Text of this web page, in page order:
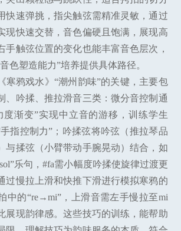
快速弹挑，指尖触弦需精准灵敏，通过
现快速交替，音色偏硬且饱满，展现高
手触弦位置的变化也能丰富音色层次，
色塑造能力”培养提供具体路径。
寒鸦戏水》“潮州韵味”的关键，主要包
、吟揉、推拉滑音三类：微分音控制通
度渐变”实现中立音的游移，训练学生
指控制力”；吟揉弦将吟弦（推拉琴品
与揉弦（小臂带动手腕晃动）结合，如
乐句，#fa需小幅度吟揉使旋律过渡更
过慢拉上滑和快推下滑进行模拟寒鸦的
中的“re→mi”，上滑音需左手慢拉至mi
展现韵律感。这些技巧的训练，能帮助